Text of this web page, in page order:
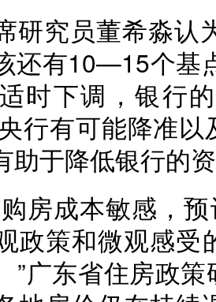
究员董希淼认
还有10—15个基
时下调，银行
行有可能降准
助于降低银行的
成本敏感，预
政策和微观感
”广东省住房政